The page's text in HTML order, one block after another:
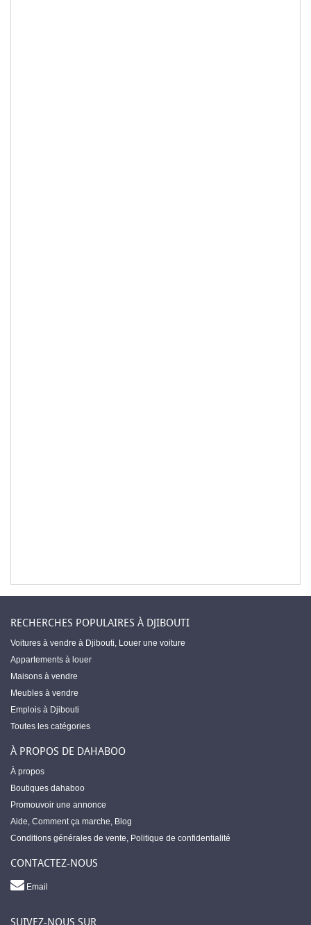
RECHERCHES POPULAIRES À DJIBOUTI
Voitures à vendre à Djibouti, Louer une voiture
Appartements à louer
Maisons à vendre
Meubles à vendre
Emplois à Djibouti
Toutes les catégories
À PROPOS DE DAHABOO
À propos
Boutiques dahaboo
Promouvoir une annonce
Aide, Comment ça marche, Blog
Conditions générales de vente, Politique de confidentialité
CONTACTEZ-NOUS
Email
SUIVEZ-NOUS SUR